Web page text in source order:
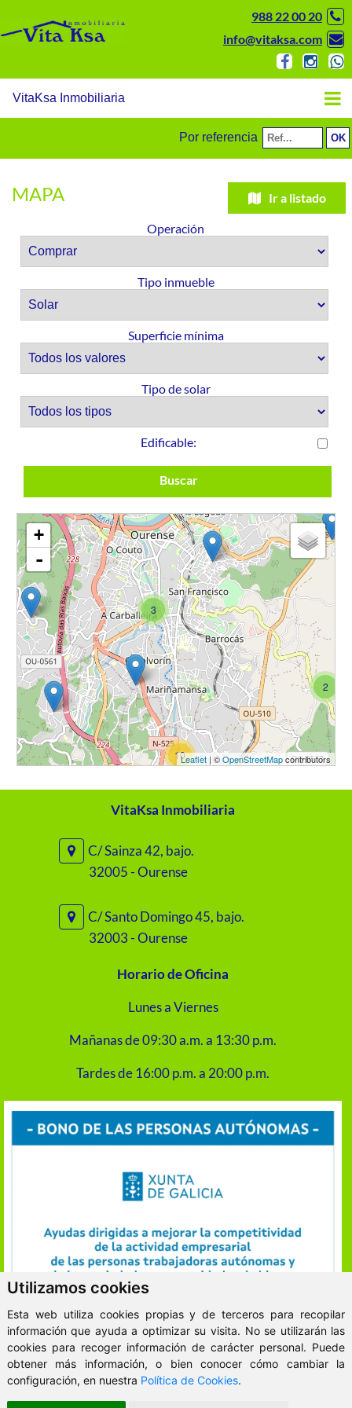
Utilizamos cookies
Esta web utiliza cookies propias y de terceros para recopilar
información que ayuda a optimizar su visita. No se utilizarán las
cookies para recoger información de carácter personal. Puede
obtener más información, o bien conocer cómo cambiar la
configuración, en nuestra Política de Cookies.
988 22 00 20
info@vitaksa.com
VitaKsa Inmobiliaria
Por referencia
MAPA Ir a listado
Operación
Tipo inmueble
Superficie mínima
Tipo de solar
Edificable:
Buscar
2
3
10
+
-
Leaflet| ©OpenStreetMapcontributors
VitaKsa Inmobiliaria
C/ Sainza 42, bajo.
32005 - Ourense
C/ Santo Domingo 45, bajo.
32003 - Ourense
Horario de Oficina
Lunes a Viernes
Mañanas de 09:30 a.m. a 13:30 p.m.
Tardes de 16:00 p.m. a 20:00 p.m.
ClickViviendas
© 2026 - VitaKsa Inmobiliaria